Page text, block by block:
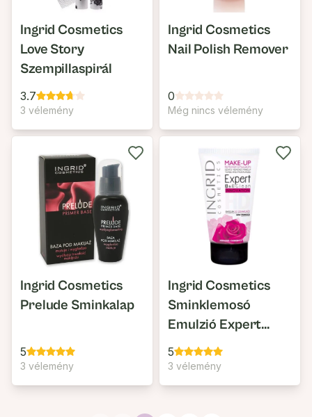
Ingrid Cosmetics
Love Story
Szempillaspirál
3.7
3 vélemény
Ingrid Cosmetics
Nail Polish Remover
0
Még nincs vélemény
Ingrid Cosmetics
Prelude Sminkalap
5
3 vélemény
Ingrid Cosmetics
Sminklemosó
Emulzió Expert
Clean 3:1
5
3 vélemény